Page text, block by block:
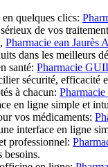
quelques clics:
de vos
Pharmacie ean Jaurès
dans les meilleurs
santé: Pharmacie
sécurité, efficacité
à chacun:
en ligne simple et
vos médicaments:
interface en ligne
professionnel:
besoins.